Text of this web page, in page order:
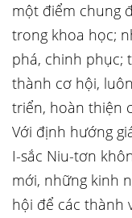
một điểm chung
trong khoa học;
phá, chinh phục;
thành cơ hội,
triển, hoàn thiện
Với định hướng
I-sắc Niu-tơn
mới, những kinh
hội để các thành